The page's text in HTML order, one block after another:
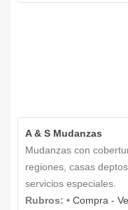
A & S Mudanzas
Mudanzas con
regiones, casas
servicios especiales.
Rubros: • Compra -